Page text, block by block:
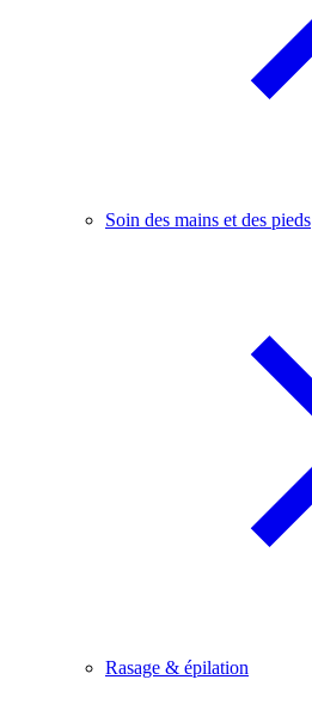
Soin des mains et des pieds
Rasage & épilation